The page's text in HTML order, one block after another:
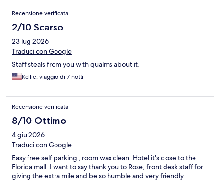
Recensione verificata
2/10 Scarso
23 lug 2026
Traduci con Google
Staff steals from you with qualms about it.
Kellie, viaggio di 7 notti
Recensione verificata
8/10 Ottimo
4 giu 2026
Traduci con Google
Easy free self parking , room was clean. Hotel it's close to the
Florida mall. I want to say thank you to Rose, front desk staff for
giving the extra mile and be so humble and very friendly.